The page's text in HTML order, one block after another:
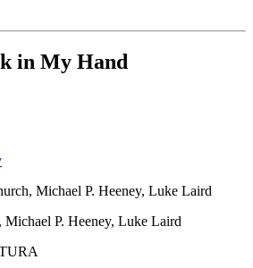
in My Hand
Michael P. Heeney, Luke Laird
Michael P. Heeney, Luke Laird